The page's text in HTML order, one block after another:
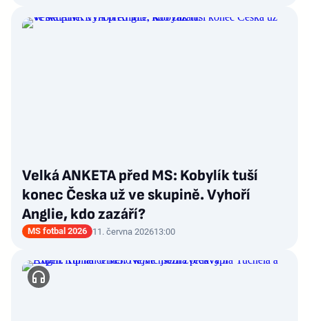
Velká ANKETA před MS: Kobylík tuší
konec Česka už ve skupině. Vyhoří
Anglie, kdo zazáří?
MS fotbal 2026 11. června 202613:00